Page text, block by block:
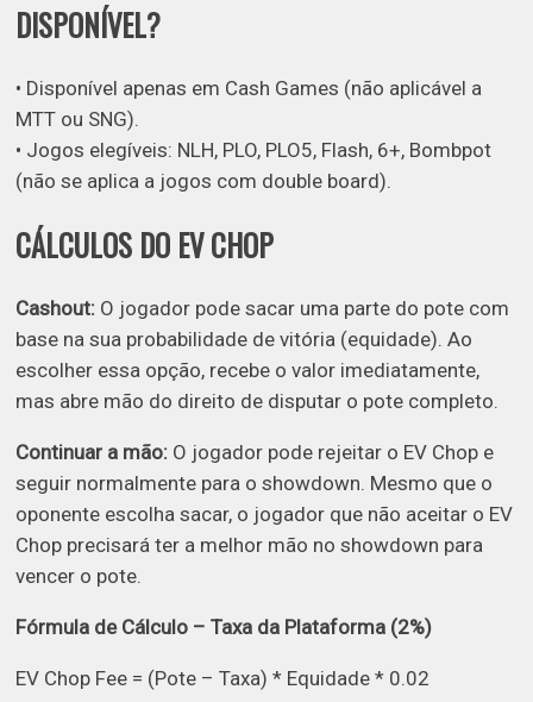
DISPONÍVEL?
• Disponível apenas em Cash Games (não aplicável a
MTT ou SNG).
• Jogos elegíveis: NLH, PLO, PLO5, Flash, 6+, Bombpot
(não se aplica a jogos com double board).
CÁLCULOS DO EV CHOP
Cashout: O jogador pode sacar uma parte do pote com
base na sua probabilidade de vitória (equidade). Ao
escolher essa opção, recebe o valor imediatamente,
mas abre mão do direito de disputar o pote completo.
Continuar a mão: O jogador pode rejeitar o EV Chop e
seguir normalmente para o showdown. Mesmo que o
oponente escolha sacar, o jogador que não aceitar o EV
Chop precisará ter a melhor mão no showdown para
vencer o pote.
Fórmula de Cálculo – Taxa da Plataforma (2%)
EV Chop Fee = (Pote – Taxa) * Equidade * 0.02